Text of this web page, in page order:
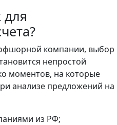
для
компании, выбор
непростой
моментов, на которые
анализе предложений на
из РФ;